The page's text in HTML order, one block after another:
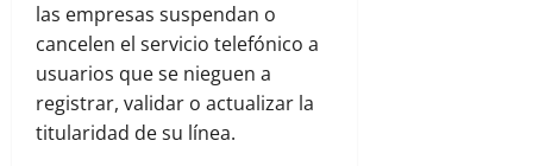
las empresas suspendan o
cancelen el servicio telefónico a
usuarios que se nieguen a
registrar, validar o actualizar la
titularidad de su línea.